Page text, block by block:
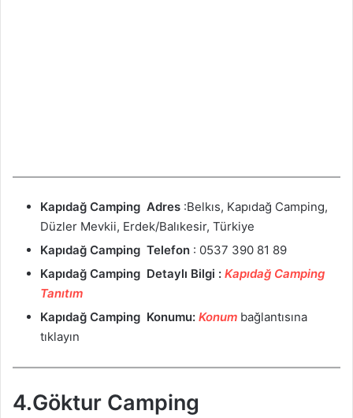
Kapıdağ Camping Adres :Belkıs, Kapıdağ Camping,
Düzler Mevkii, Erdek/Balıkesir, Türkiye
Kapıdağ Camping Telefon : 0537 390 81 89
Kapıdağ Camping Detaylı Bilgi : Kapıdağ Camping
Tanıtım
Kapıdağ Camping Konumu: Konum bağlantısına
tıklayın
4.Göktur Camping